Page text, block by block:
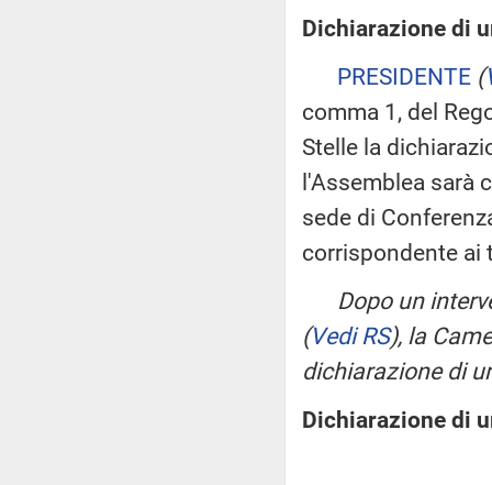
Dichiarazione di
PRESIDENTE (
comma 1, del
Stelle la
l'Assemblea sarà
sede di
corrispondente ai
Dopo un
(Vedi RS), la
dichiarazione di
Dichiarazione di